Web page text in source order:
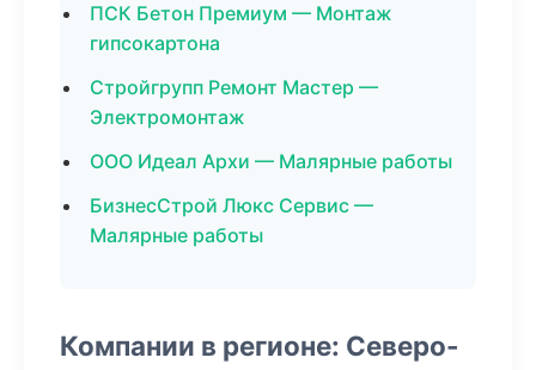
ПСК Бетон Премиум — Монтаж
гипсокартона
Стройгрупп Ремонт Мастер —
Электромонтаж
ООО Идеал Архи — Малярные работы
БизнесСтрой Люкс Сервис —
Малярные работы
Компании в регионе: Северо-